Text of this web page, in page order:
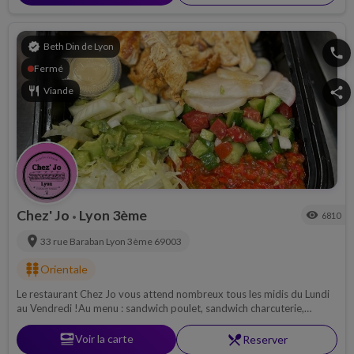
verified Beth Din de Lyon
Fermé
restaurant Viande
phone
share
Chez' Jo • Lyon 3ème visibility 6810
location_on 33 rue Baraban Lyon 3ème 69003
kebab_diningOrientale
Le restaurant Chez Jo vous attend nombreux tous les midis du Lundi
au Vendredi !Au menu : sandwich poulet, sandwich charcuterie,
sandwich tunisien, sandwich boulette ou encore le célèbre sandwich
merguez, il y en a pour tous les goûts Chez Jo !
set_mealVoir la carte restaurant_menuReserver